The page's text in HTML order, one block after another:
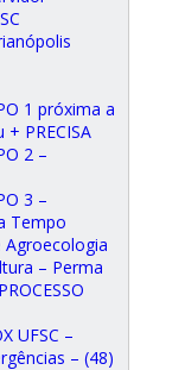
1 próxima a
+ PRECISA
2 –
3 –
Tempo
Agroecologia
– Perma
UFSC –
– (48)